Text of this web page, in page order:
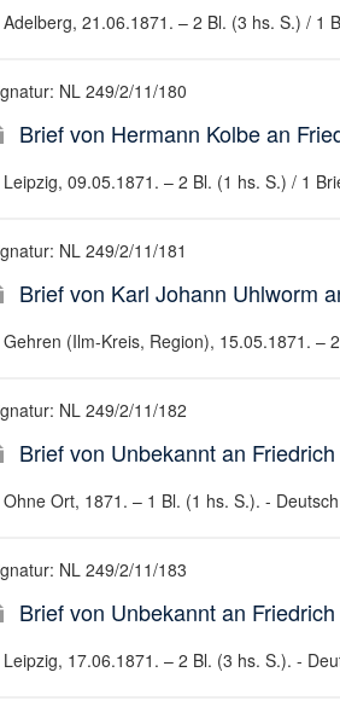
Adelberg, 21.06.1871. – 2 Bl. (3 hs. S.) / 1
NL 249/2/11/180
Brief von Hermann Kolbe an
Leipzig, 09.05.1871. – 2 Bl. (1 hs. S.) / 1
NL 249/2/11/181
Brief von Karl Johann Uhlworm
Gehren (Ilm-Kreis, Region), 15.05.1871. –
NL 249/2/11/182
Brief von Unbekannt an
Ohne Ort, 1871. – 1 Bl. (1 hs. S.). -
NL 249/2/11/183
Brief von Unbekannt an
Leipzig, 17.06.1871. – 2 Bl. (3 hs. S.). -